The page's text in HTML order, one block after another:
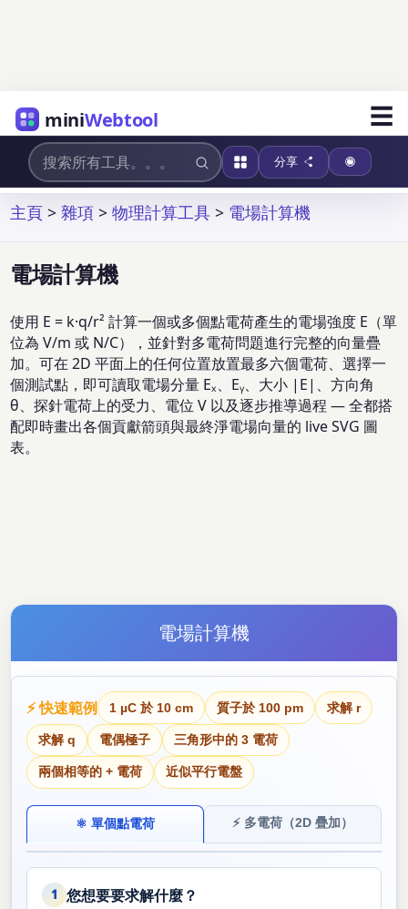
miniWebtool ☰
分享
主頁 >雜項 >物理計算工具 > 電場計算機
電場計算機
使用 E = k·q/r² 計算一個或多個點電荷產生的電場強度 E（單
位為 V/m 或 N/C），並針對多電荷問題進行完整的向量疊
加。可在 2D 平面上的任何位置放置最多六個電荷、選擇一
個測試點，即可讀取電場分量 Eₓ、Eᵧ、大小 |E|、方向角
θ、探針電荷上的受力、電位 V 以及逐步推導過程 — 全都搭
配即時畫出各個貢獻箭頭與最終淨電場向量的 live SVG 圖
表。
電場計算機
⚡ 快速範例 1 µC 於 10 cm 質子於 100 pm 求解 r
求解 q 電偶極子 三角形中的 3 電荷
兩個相等的 + 電荷 近似平行電盤
⚛ 單個點電荷 ⚡ 多電荷（2D 疊加）
1 您想要要求解什麼？